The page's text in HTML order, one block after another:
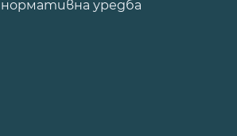
нормативна уредба